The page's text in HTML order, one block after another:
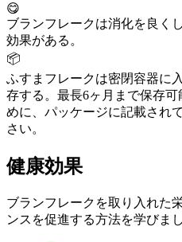
😋
ブランフレークは消化を良く
効果がある。
📦
ふすまフレークは密閉容器に
存する。最長6ヶ月まで保存
めに、パッケージに記載され
さい。
健康効果
ブランフレークを取り入れた
ンスを促進する方法を学びまし